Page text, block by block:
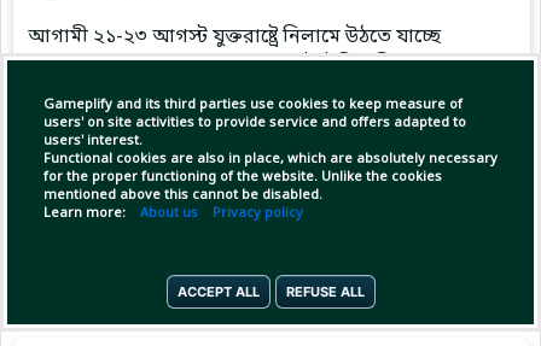
Gameplify and its third parties use cookies to keep measure of
users' on site activities to provide service and offers adapted to
users' interest.
Functional cookies are also in place, which are absolutely necessary
for the proper functioning of the website. Unlike the cookies
mentioned above this cannot be disabled.
Learn more: About us Privacy policy
ACCEPT ALL REFUSE ALL
আগামী ২১-২৩ আগস্ট যুক্তরাষ্ট্রে নিলামে উঠতে যাচ্ছে
ম্যারাডোনার ‘হ্যান্ড অব গড’ এর সেই ঐতিহাসিক বল।
ভিত্তিমূল্য ২৫ লাখ ডলার ধরা হলেও নিলামকারী
প্রতিষ্ঠান ‘হেরিটেজ অকশনস’ এর আশা বলটির দাম
কমপক্ষে ১ কোটি ডলারে (প্রায় ১২৩ কোটি টাকা)
পৌঁছাবে।